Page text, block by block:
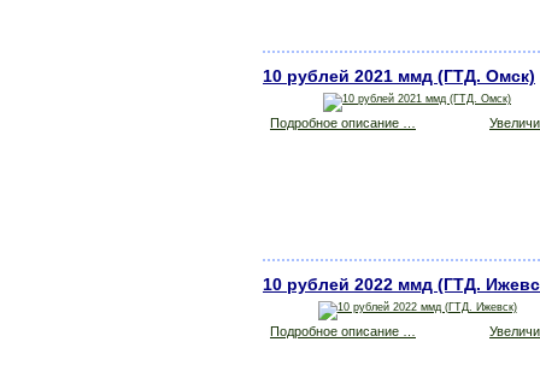
10 рублей 2021 ммд (ГТД. Омск)
Подробное описание …
10 рублей 2022 ммд (ГТД.
Подробное описание …